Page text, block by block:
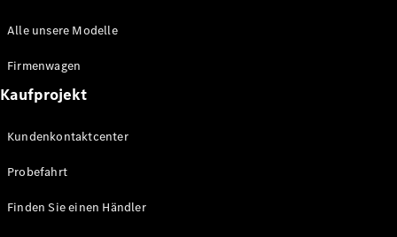
Mercedes-
Monogram
Series
Konfigurator
Benz Store
Grand Limousine
Alle unsere Modelle
Firmenwagen
Kaufprojekt
Kundenkontaktcenter
Probefahrt
Finden Sie einen Händler